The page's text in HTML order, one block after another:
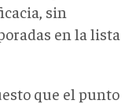
sin
en la lista
que el punto